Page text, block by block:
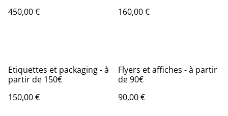
450,00 € 160,00 €
Etiquettes et packaging - à
partir de 150€
150,00 €
Flyers et affiches - à partir
de 90€
90,00 €